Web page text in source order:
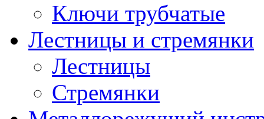
Ключи трубчатые
Лестницы и стремянки
Лестницы
Стремянки